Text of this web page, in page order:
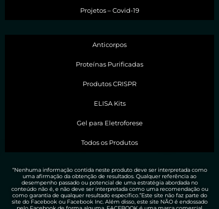
Projetos – Covid-19
Anticorpos
Proteínas Purificadas
Produtos CRISPR
ELISA Kits
Gel para Eletroforese
Todos os Produtos
“Nenhuma informação contida neste produto deve ser interpretada como
uma afirmação da obtenção de resultados. Qualquer referência ao
desempenho passado ou potencial de uma estratégia abordada no
conteúdo não é, e não deve ser interpretada como uma recomendação ou
como garantia de qualquer resultado específico.”Este site não faz parte do
site do Facebook ou Facebook Inc. Além disso, este site NÃO é endossado